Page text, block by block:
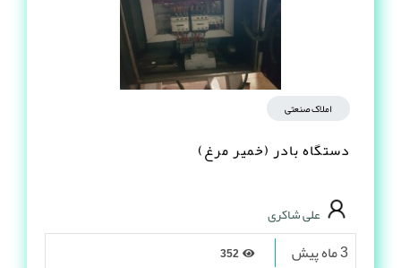
املاک صنعتی
دستگاه بادر (خمیر مرغ)
علی شاکری
3 ماه پیش